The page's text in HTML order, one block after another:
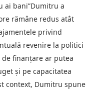
ai bani”Dumitru a
rămâne redus atât
privind
revenire la politici
finanțare ar putea
și pe capacitatea
context, Dumitru spune